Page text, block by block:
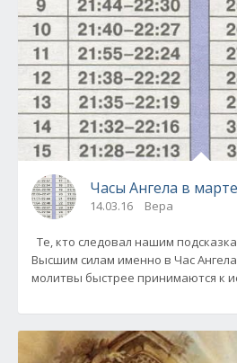
Часы Ангела в
14.03.16 Вера
Те, кто следовал нашим
Высшим силам именно в Час
молитвы быстрее прини­маются к